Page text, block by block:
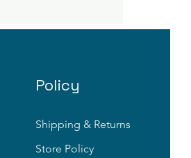
Policy
Shipping & Returns
Store Policy